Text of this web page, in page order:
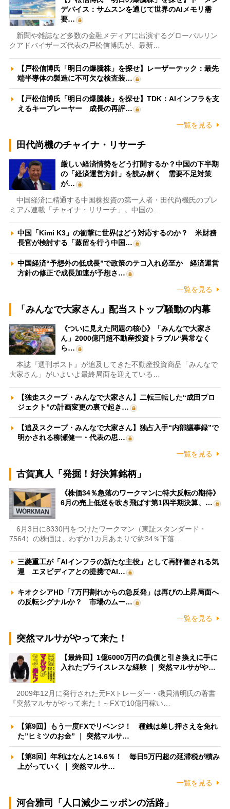
デバイス：サムスンを通じて世界のAIメモリ需
要…
新聞や雑誌など多数の金融メディアに出演するグローバルリン
クアドバイザーズ代表の戸松信博氏が、最新…
【戸松信博氏「明日の爆騰株」を探せ】レーザーテック：最先
端半導体の製造に不可欠な検査装…
【戸松信博氏「明日の爆騰株」を探せ】TDK：AIインフラを支
えるキープレーヤー 成長の再評…
一覧を見る
田代尚機のチャイナ・リサーチ
厳しい経済情勢をどう打開するか？中国の下半期
の「経済運営方針」を読み解く 需要不足対策
が…
中国経済に精通する中国株投資の第一人者・田代尚機氏のプレ
ミアム連載「チャイナ・リサーチ」。中国の…
中国「Kimi K3」の衝撃に世界はどう対応するのか？ 米財務
長官が検討する「蒸留を行う中国…
中国経済“予想外の低成長”で政策のテコ入れ必至か 経済運営
方針の修正で成長加速が予想さ…
一覧を見る
「みんなで大家さん」配当ストップ騒動の内幕
《ついに見えた問題の核心》「みんなで大家さ
ん」2000億円超不動産投資トラブル“異常なく
ら…
本誌『週刊ポスト』が追及してきた不動産投資商品「みんなで
大家さん」がいよいよ最終局面を迎えている…
【独走スクープ・みんなで大家さん】二転三転した“成田プロ
ジェクト”の計画変更の裏で起き…
【追及スクープ・みんなで大家さん】独占入手“内部議事録”で
明かされる柳瀬健一・代表の思…
一覧を見る
古賀真人「発掘！好決算銘柄」
《株価34％急落のワークマンに特大反転の期待》
6月の売上低迷を吹き飛ばす第1四半期決算、…
6月3日に8330円をつけたワークマン（東証スタンダード・
7564）の株価は、わずか1カ月あまりで約34％下落…
三菱重工が「AIインフラの新たな主役」として再評価される気
運 エヌビディアとの提携でAI…
キオクシアHD「7万円割れからの急反発」は再びの上昇局面へ
の反転シグナルか？ 市場のムー…
一覧を見る
突然マルサがやって来た！
【最終回】1億6000万円の負債と引き換えに手に
入れたプライスレスな経験 ｜ 突然マルサがや…
2009年12月に発行された元FXトレーダー・磯貝清明氏の著書
『突然マルサがやって来た！～FXで10億円稼い…
【第9回】もう一度FXでリベンジ！ 種銭は差し押さえを免れ
た”ヒミツのお金” ｜ 突然マルサ…
【第8回】年利はなんと14.6％！ 毎日5万円超の延滞税が積み
上がっていく ｜ 突然マルサ…
一覧を見る
河合雅司「人口減少ニッポンの活路」